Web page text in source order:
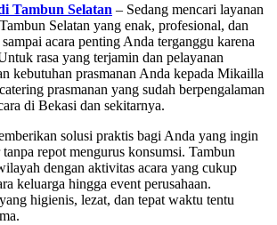
Tambun Selatan – Sedang mencari layanan
Selatan yang enak, profesional, dan
acara penting Anda terganggu karena
rasa yang terjamin dan pelayanan
kebutuhan prasmanan Anda kepada Mikailla
prasmanan yang sudah berpengalaman
di Bekasi dan sekitarnya.
solusi praktis bagi Anda yang ingin
repot mengurus konsumsi. Tambun
dengan aktivitas acara yang cukup
keluarga hingga event perusahaan.
higienis, lezat, dan tepat waktu tentu